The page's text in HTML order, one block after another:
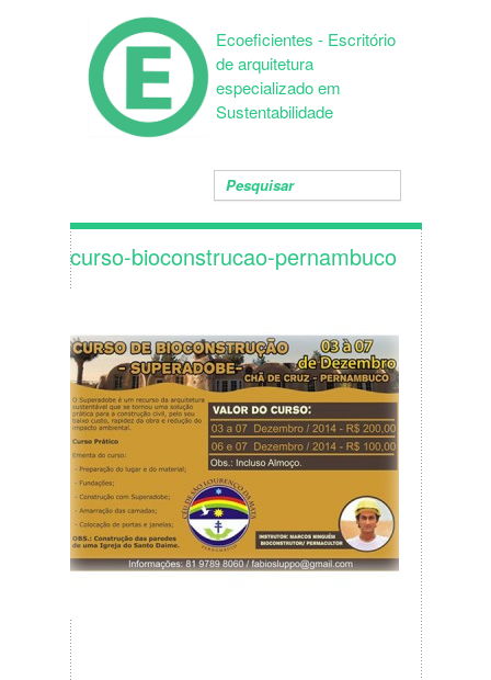
Ecoeficientes - Escritório
de arquitetura
especializado em
Sustentabilidade
curso-bioconstrucao-pernambuco